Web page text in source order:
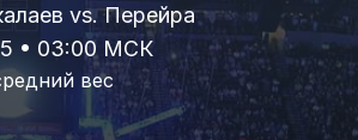
vs. Перейра
• 03:00 МСК
вес